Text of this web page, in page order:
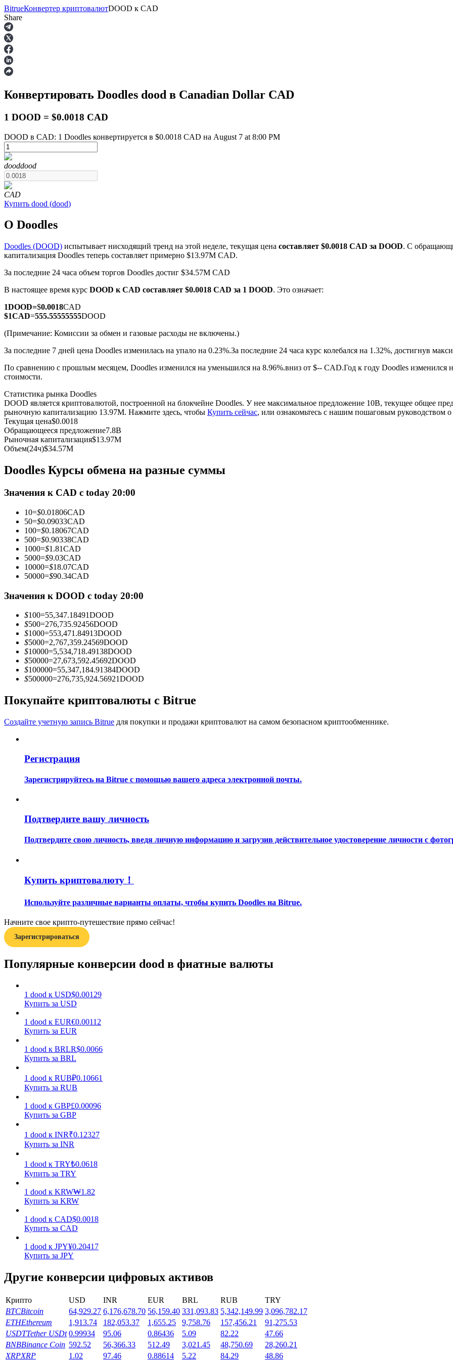
Фьючерсы
USDT-фьючерсы
Фьючерсы с использованием USDT в качестве обеспечения
Фьючерсы на COIN-M
Криптовалютные фьючерсы
USDC фьючерсы
Фьючерсы с использованием USDC в качестве обеспечения
Копирование торговли
Наслаждайтесь распределением прибыли и комиссиями за копи-трейдинг
Анализ больших данных, включая торговую информацию и т. д.
Гид
Руководство для начинающих по фьючерсам
Торговые стратегии
Заработок
Силовая свинья
Получайте конкурентные награды ежедневно
BitrueКонвертер криптовалютDOOD к CAD
Share
Конвертировать Doodles dood в Canadian Dollar CAD
1 DOOD = $0.0018 CAD
DOOD в CAD: 1 Doodles конвертируется в $0.0018 CAD на August 7 at 8:00 PM
dooddood
CAD
Купить dood (dood)
О Doodles
Doodles (DOOD) испытывает нисходящий тренд на этой неделе, текущая цена составляет $0.0018 CAD за DOOD. С
капитализация Doodles теперь составляет примерно $13.97M CAD.
За последние 24 часа объем торгов Doodles достиг $34.57M CAD
В настоящее время курс DOOD к CAD составляет $0.0018 CAD за 1 DOOD. Это означает:
1DOOD=$0.0018CAD
$1CAD=555.55555555DOOD
(Примечание: Комиссии за обмен и газовые расходы не включены.)
За последние 7 дней цена Doodles изменилась на упало на 0.23%.За последние 24 часа курс колебался на 1.32%, достигнув
По сравнению с прошлым месяцем, Doodles изменился на уменьшился на 8.96%.вниз от $-- CAD.Год к году Doodles изменился
стоимости.
Статистика рынка Doodles
DOOD является криптовалютой, построенной на блокчейне Doodles. У нее максимальное предложение 10B, текущее общее
рыночную капитализацию 13.97M. Нажмите здесь, чтобы Купить сейчас, или ознакомьтесь с нашим пошаговым руководством о
Текущая цена$0.0018
Обращающееся предложение7.8B
Рыночная капитализация$13.97M
Объем(24ч)$34.57M
Doodles Курсы обмена на разные суммы
Значения к CAD с today 20:00
10=$0.01806CAD
50=$0.09033CAD
100=$0.18067CAD
500=$0.90338CAD
1000=$1.81CAD
5000=$9.03CAD
10000=$18.07CAD
50000=$90.34CAD
Значения к DOOD с today 20:00
$100=55,347.18491DOOD
$500=276,735.92456DOOD
$1000=553,471.84913DOOD
$5000=2,767,359.24569DOOD
$10000=5,534,718.49138DOOD
$50000=27,673,592.45692DOOD
$100000=55,347,184.91384DOOD
$500000=276,735,924.56921DOOD
Покупайте криптовалюты с Bitrue
Создайте учетную запись Bitrue для покупки и продажи криптовалют на самом безопасном криптообменнике.
Регистрация
Зарегистрируйтесь на Bitrue с помощью вашего адреса электронной почты.
Подтвердите вашу личность
Подтвердите свою личность, введя личную информацию и загрузив действительное удостоверение личности с
Купить криптовалюту！
Используйте различные варианты оплаты, чтобы купить Doodles на Bitrue.
Начните свое крипто-путешествие прямо сейчас!
Зарегистрироваться
Популярные конверсии dood в фиатные валюты
1 dood к USD$0.00129
Купить за USD
1 dood к EUR€0.00112
Купить за EUR
1 dood к BRLR$0.0066
Купить за BRL
1 dood к RUB₽0.10661
Купить за RUB
1 dood к GBP£0.00096
Купить за GBP
1 dood к INR₹0.12327
Купить за INR
1 dood к TRY₺0.0618
Купить за TRY
1 dood к KRW₩1.82
Купить за KRW
1 dood к CAD$0.0018
Купить за CAD
1 dood к JPY¥0.20417
Купить за JPY
Другие конверсии цифровых активов
Крипто USD INR EUR BRL RUB
TRY
BTCBitcoin 64,929.27 6,176,678.70 56,159.40 331,093.83 5,342,149.99 3,096,782.17
ETHEthereum 1,913.74 182,053.37 1,655.25 9,758.76 157,456.21
91,275.53
USDTTether USDt 0.99934 95.06 0.86436 5.09 82.22
47.66
BNBBinance Coin 592.52 56,366.33 512.49 3,021.45 48,750.69
28,260.21
XRPXRP 1.02 97.46 0.88614 5.22 84.29
48.86